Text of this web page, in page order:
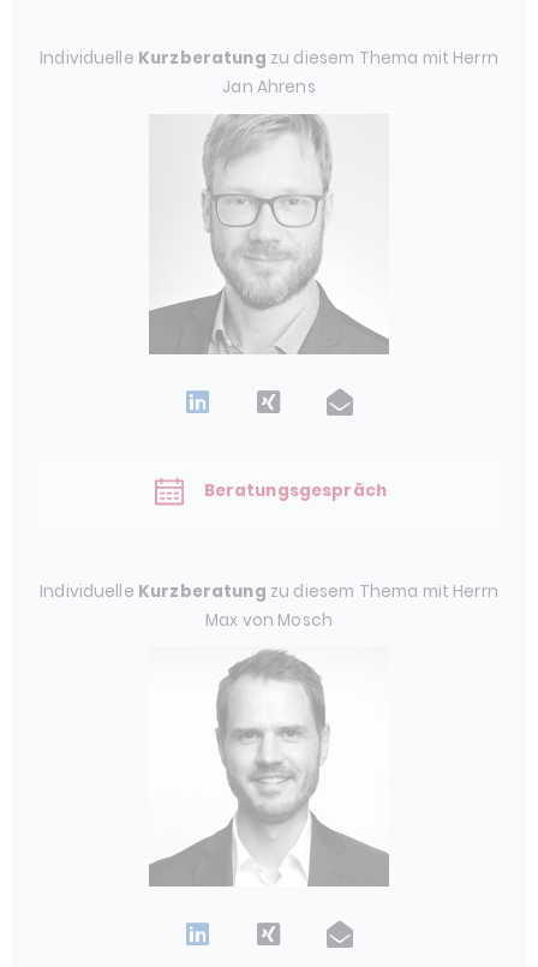
Individuelle Kurzberatung zu diesem Thema mit Herrn
Jan Ahrens
Beratungsgespräch
Individuelle Kurzberatung zu diesem Thema mit Herrn
Max von Mosch